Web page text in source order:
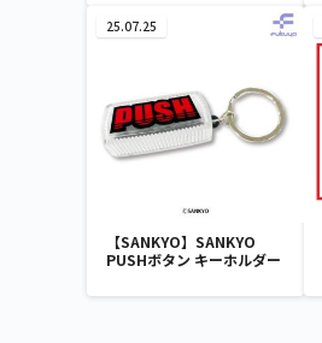
25.07.25
【SANKYO】SANKYO
PUSHボタン キーホルダー